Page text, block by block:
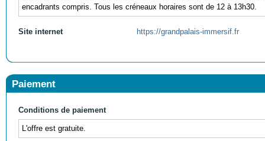
encadrants compris. Tous les créneaux horaires sont de 12 à 13h30.
Site internet https://grandpalais-immersif.fr
Paiement
Conditions de paiement
L'offre est gratuite.